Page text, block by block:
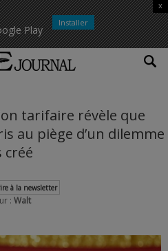
Play
x
Installer
tarifaire révèle que
au piège d’un dilemme
créé
à la newsletter
: Walt